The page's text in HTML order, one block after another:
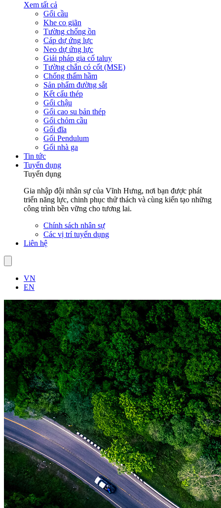
Xem tất cả
Gối cầu
Khe co giãn
Tường chống ồn
Cáp dự ứng lực
Neo dự ứng lực
Giải pháp gia cố taluy
Tường chắn có cốt (MSE)
Chống thấm hầm
Sản phẩm đường sắt
Kết cấu thép
Gối chậu
Gối cao su bản thép
Gối chỏm cầu
Gối đĩa
Gối Pendulum
Gối nhà ga
Tin tức
Tuyển dụng
Tuyển dụng
Gia nhập đội nhân sự của Vĩnh Hưng, nơi bạn được phát
triển năng lực, chinh phục thử thách và cùng kiến tạo những
công trình bền vững cho tương lai.
Chính sách nhân sự
Các vị trí tuyển dụng
Liên hệ
VN
EN